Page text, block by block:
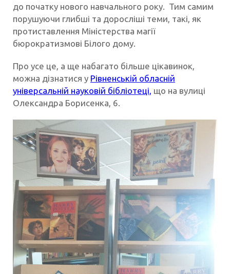
до початку нового навчального року. Тим самим
порушуючи глибші та доросліші теми, такі, як
протиставлення Міністерства магії
бюрократизмові Білого дому.
Про усе це, а ще набагато більше цікавинок,
можна дізнатися у Рівненській обласній
універсальній науковій бібліотеці, що на вулиці
Олександра Борисенка, 6.